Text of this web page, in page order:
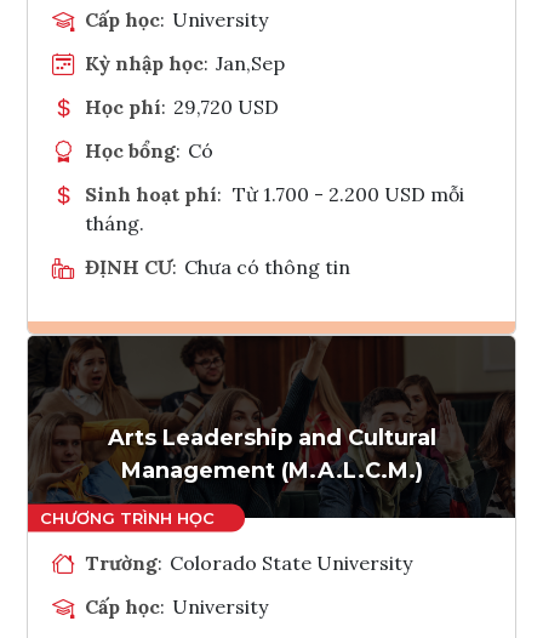
Cấp học: University
Kỳ nhập học: Jan,Sep
Học phí: 29,720 USD
Học bổng: Có
Sinh hoạt phí: Từ 1.700 - 2.200 USD mỗi
tháng.
ĐỊNH CƯ: Chưa có thông tin
Ghi danh
Tham vấn Interlink
Arts Leadership and Cultural
Management (M.A.L.C.M.)
Trường: Colorado State University
Cấp học: University